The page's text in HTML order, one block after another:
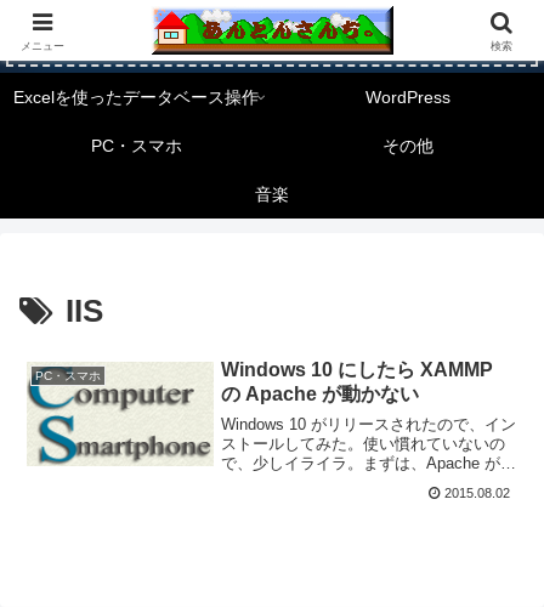
Excelを使ったデータベース操作 WordPress
PC・スマホ その他
音楽
IIS
PC・スマホ
Windows 10 にしたら XAMMP
の Apache が動かない
Windows 10 がリリースされたので、イン
ストールしてみた。使い慣れていないの
で、少しイライラ。まずは、Apache が動
2015.08.02
メニュー 検索